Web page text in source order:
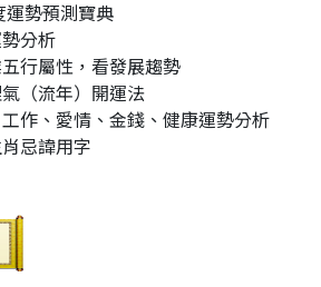
運勢預測寶典
分析
行屬性，看發展趨勢
（流年）開運法
作、愛情、金錢、健康運勢分析
忌諱用字